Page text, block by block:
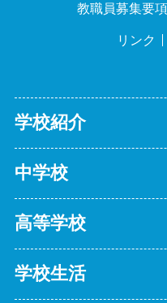
学校紹介
中学校
高等学校
学校生活
教職員募集要項
リンク